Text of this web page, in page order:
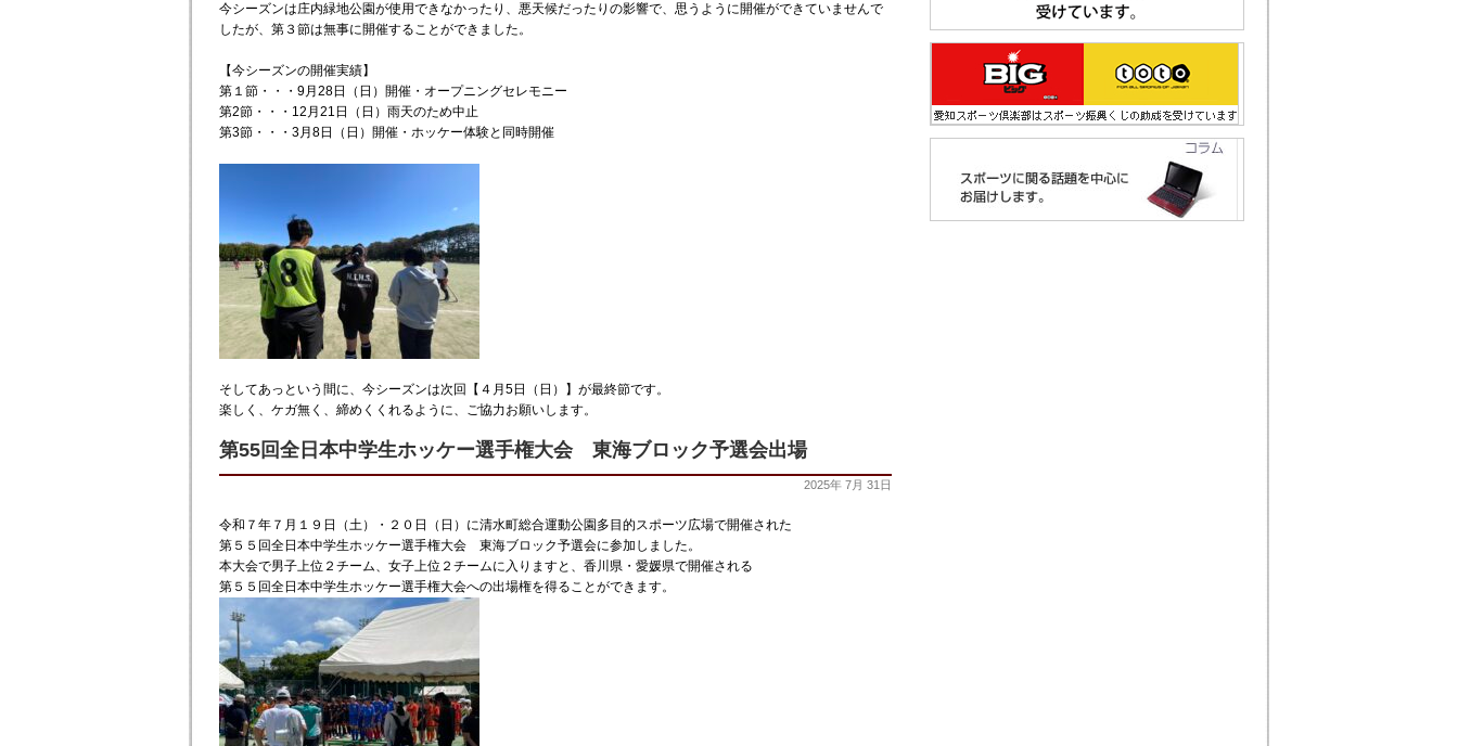
今シーズンは庄内緑地公園が使用できなかったり、悪天候だったりの影響で、思うように開催ができていませんで
したが、第３節は無事に開催することができました。
【今シーズンの開催実績】
第１節・・・9月28日（日）開催・オープニングセレモニー
第2節・・・12月21日（日）雨天のため中止
第3節・・・3月8日（日）開催・ホッケー体験と同時開催
そしてあっという間に、今シーズンは次回【４月5日（日）】が最終節です。
楽しく、ケガ無く、締めくくれるように、ご協力お願いします。
第55回全日本中学生ホッケー選手権大会 東海ブロック予選会出場
2025年 7月 31日
令和７年７月１９日（土）・２０日（日）に清水町総合運動公園多目的スポーツ広場で開催された
第５５回全日本中学生ホッケー選手権大会 東海ブロック予選会に参加しました。
本大会で男子上位２チーム、女子上位２チームに入りますと、香川県・愛媛県で開催される
第５５回全日本中学生ホッケー選手権大会への出場権を得ることができます。